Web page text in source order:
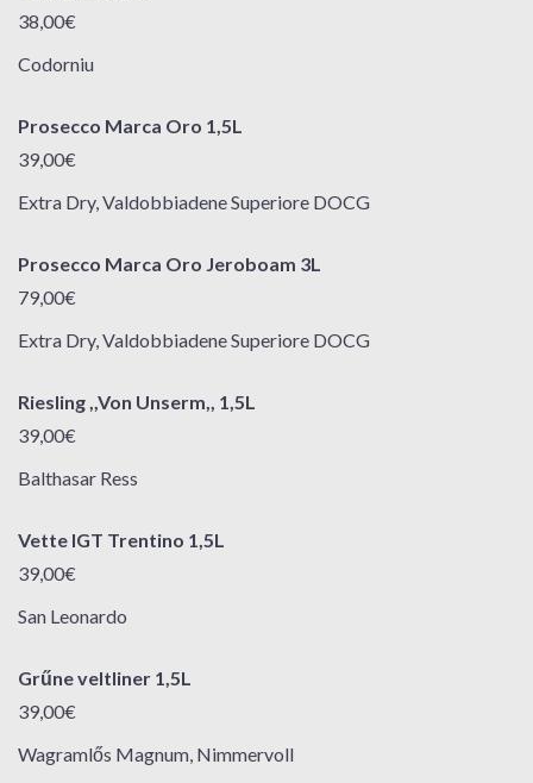
38,00€
Codorniu
Prosecco Marca Oro 1,5L
39,00€
Extra Dry, Valdobbiadene Superiore DOCG
Prosecco Marca Oro Jeroboam 3L
79,00€
Extra Dry, Valdobbiadene Superiore DOCG
Riesling ,,Von Unserm,, 1,5L
39,00€
Balthasar Ress
Vette IGT Trentino 1,5L
39,00€
San Leonardo
Grűne veltliner 1,5L
39,00€
Wagramlős Magnum, Nimmervoll